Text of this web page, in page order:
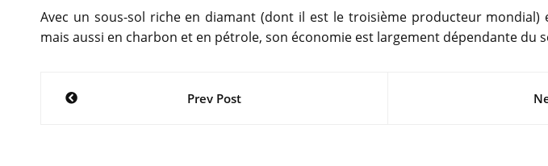
Avec un sous-sol riche en diamant (dont il est le troisième producteur mondial)
mais aussi en charbon et en pétrole, son économie est largement dépendante du
NavigationPrev Post